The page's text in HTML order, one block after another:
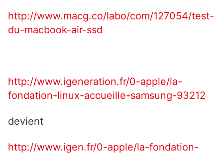
http://www.macg.co/labo/com/127054/test-
du-macbook-air-ssd
http://www.igeneration.fr/0-apple/la-
fondation-linux-accueille-samsung-93212
devient
http://www.igen.fr/0-apple/la-fondation-